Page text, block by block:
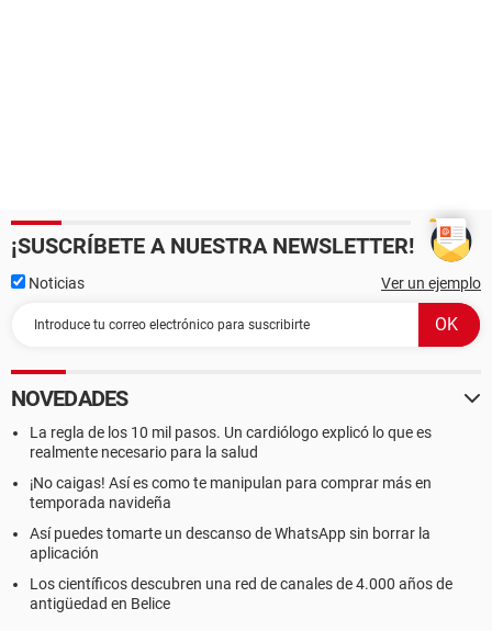
¡SUSCRÍBETE A NUESTRA NEWSLETTER!
Noticias Ver un ejemplo
NOVEDADES
La regla de los 10 mil pasos. Un cardiólogo explicó lo que es
realmente necesario para la salud
¡No caigas! Así es como te manipulan para comprar más en
temporada navideña
Así puedes tomarte un descanso de WhatsApp sin borrar la
aplicación
Los científicos descubren una red de canales de 4.000 años de
antigüedad en Belice